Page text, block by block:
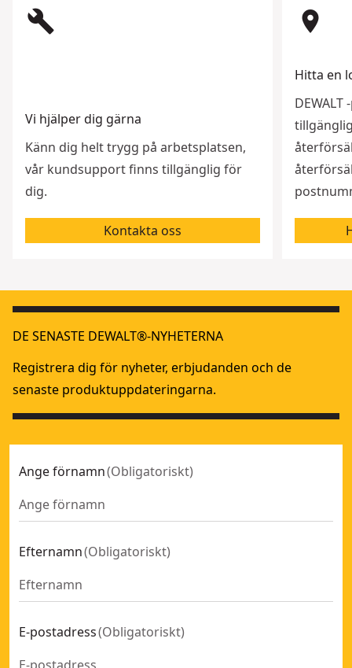
build
Vi hjälper dig gärna
Känn dig helt trygg på arbetsplatsen,
vår kundsupport finns tillgänglig för
dig.
Kontakta oss
room
Hitta en
DE SENASTE DEWALT®-NYHETERNA
Registrera dig för nyheter, erbjudanden och de
senaste produktuppdateringarna.
Ange förnamn(Obligatoriskt)
Efternamn(Obligatoriskt)
E-postadress(Obligatoriskt)